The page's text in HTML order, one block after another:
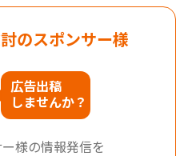
のスポンサー様
広告出稿
しませんか？
様の情報発信を